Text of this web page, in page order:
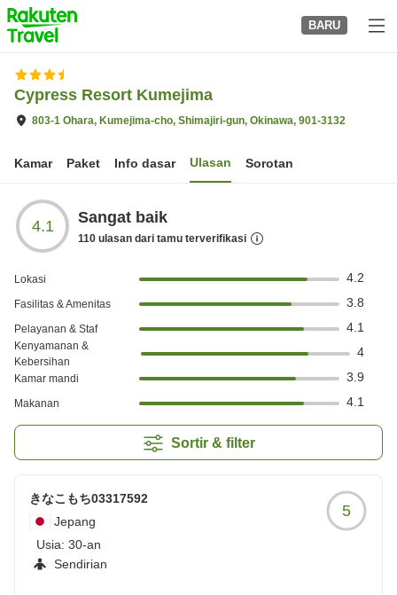
to
top
page
BARU
Cypress Resort Kumejima
803-1 Ohara, Kumejima-cho, Shimajiri-gun, Okinawa, 901-3132
Kamar Paket Info dasar Ulasan Sorotan
4.1 Sangat baik
110 ulasan dari tamu terverifikasi
Lokasi 4.2
Fasilitas & Amenitas 3.8
Pelayanan & Staf 4.1
Kenyamanan &
Kebersihan
4
Kamar mandi 3.9
Makanan 4.1
Sortir & filter
きなこもち03317592
Jepang
Usia: 30-an
Sendirian
5